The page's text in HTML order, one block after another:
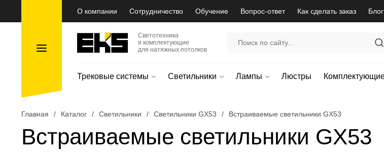
О компании Сотрудничество Обучение Вопрос-ответ Как сделать заказ Блог
Светотехника
и комплектующие
для натяжных потолков
Трековые системы Светильники Лампы Люстры
Главная / Каталог / Светильники / Светильники GX53 / Встраиваемые светильники GX53
Встраиваемые светильники GX53